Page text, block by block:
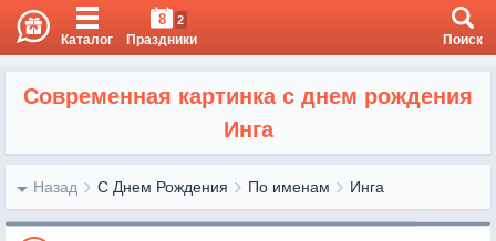
Каталог
8 2
Праздники Поиск
Современная картинка с днем рождения
Инга
Назад С Днем Рождения По именам Инга